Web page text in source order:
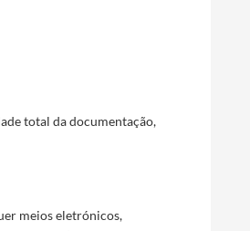
total da documentação,
meios eletrónicos,